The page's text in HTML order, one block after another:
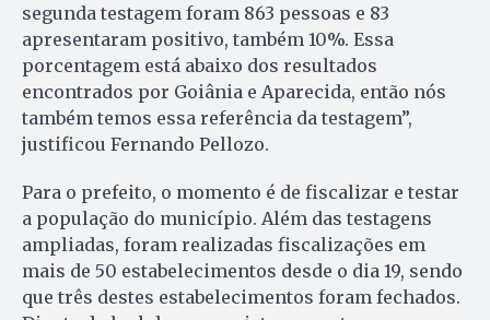
segunda testagem foram 863 pessoas e 83
apresentaram positivo, também 10%. Essa
porcentagem está abaixo dos resultados
encontrados por Goiânia e Aparecida, então nós
também temos essa referência da testagem”,
justificou Fernando Pellozo.
Para o prefeito, o momento é de fiscalizar e testar
a população do município. Além das testagens
ampliadas, foram realizadas fiscalizações em
mais de 50 estabelecimentos desde o dia 19, sendo
que três destes estabelecimentos foram fechados.